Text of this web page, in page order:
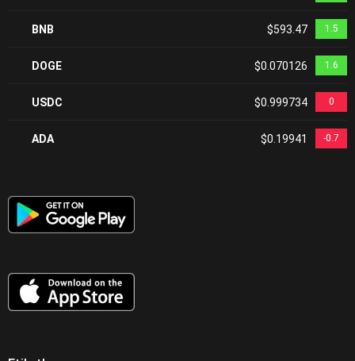
BNB $593.47 1.5
DOGE $0.070126 1.6
USDC $0.999734 0
ADA $0.19941 -0.7